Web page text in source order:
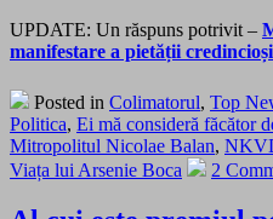
UPDATE: Un răspuns potrivit –
manifestare a pietății
Posted in Colimatorul, Top
Politica, Ei mă consideră făcător
Mitropolitul Nicolae Balan,
Viața lui Arsenie Boca
2